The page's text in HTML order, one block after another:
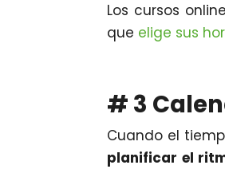
Los cursos
que elige sus
# 3
Cuando el
planificar el